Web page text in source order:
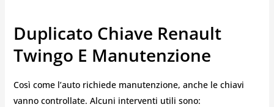
Duplicato Chiave Renault
Twingo E Manutenzione
Così come l’auto richiede manutenzione, anche le chiavi
vanno controllate. Alcuni interventi utili sono: